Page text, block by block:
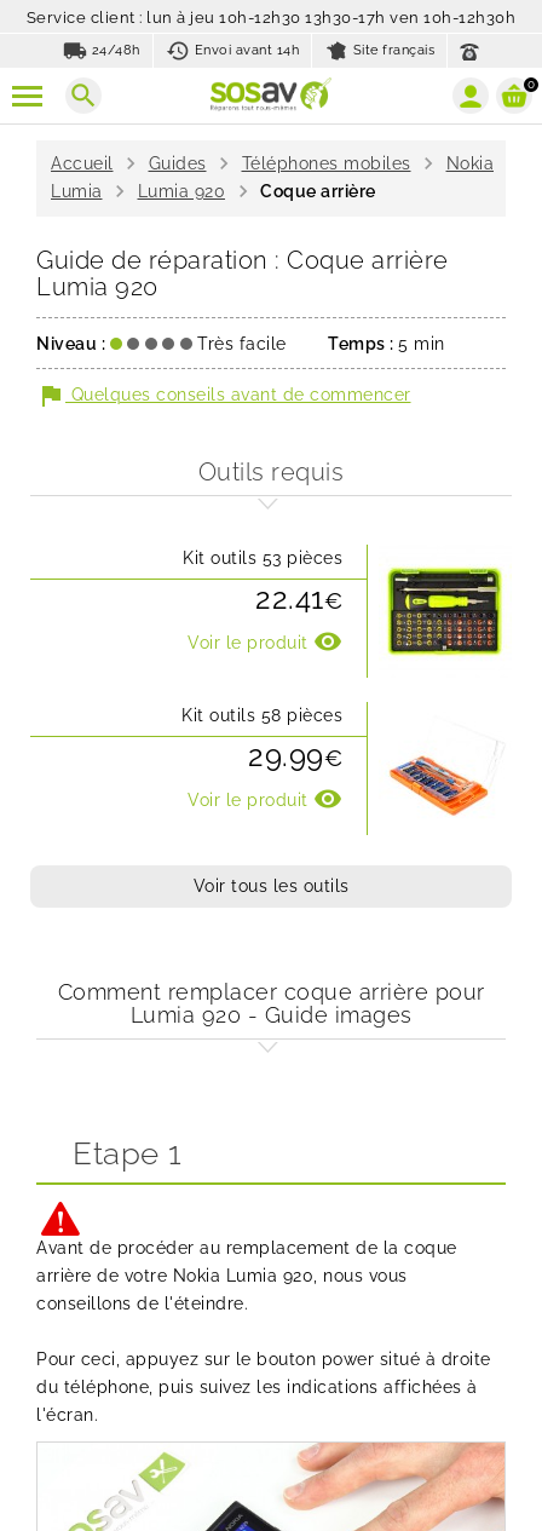
Service client : lun à jeu 10h-12h30 13h30-17h ven 10h-12h30h
local_shipping 24/48h history_toggle_off
Envoi avant 14h Site français
search 0
Accueil chevron_right Guides chevron_right Téléphones mobiles chevron_right
Nokia
Lumia
chevron_right Lumia 920 chevron_right Coque arrière
Guide de réparation : Coque arrière
Lumia 920
Niveau : Très facile Temps : 5 min
flag Quelques conseils avant de commencer
Outils requis
Kit outils 53 pièces
22.41€
Voir le produit visibility
Kit outils 58 pièces
29.99€
Voir le produit visibility
Voir tous les outils
Comment remplacer coque arrière pour
Lumia 920 - Guide images
Etape 1
Avant de procéder au remplacement de la coque
arrière de votre Nokia Lumia 920, nous vous
conseillons de l'éteindre.
Pour ceci, appuyez sur le bouton power situé à droite
du téléphone, puis suivez les indications affichées à
l'écran.